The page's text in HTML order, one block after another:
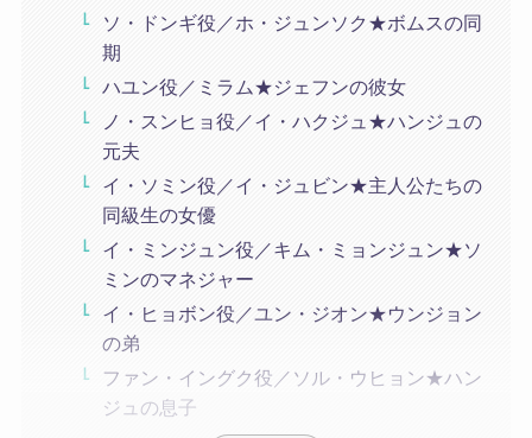
ソ・ドンギ役／ホ・ジュンソク★ボムスの同
期
ハユン役／ミラム★ジェフンの彼女
ノ・スンヒョ役／イ・ハクジュ★ハンジュの
元夫
イ・ソミン役／イ・ジュビン★主人公たちの
同級生の女優
イ・ミンジュン役／キム・ミョンジュン★ソ
ミンのマネジャー
イ・ヒョボン役／ユン・ジオン★ウンジョン
の弟
ファン・イングク役／ソル・ウヒョン★ハン
ジュの息子